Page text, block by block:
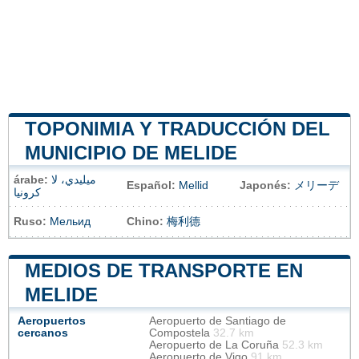
TOPONIMIA Y TRADUCCIÓN DEL
MUNICIPIO DE MELIDE
árabe: ميليدي، لا
كرونيا
Español: Mellid Japonés: メリーデ
Ruso: Мельид Chino: 梅利德
MEDIOS DE TRANSPORTE EN
MELIDE
Aeropuertos
cercanos
Aeropuerto de Santiago de
Compostela 32.7 km
Aeropuerto de La Coruña 52.3 km